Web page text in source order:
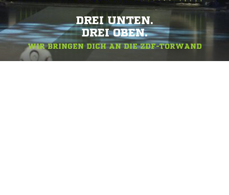
DREI UNTEN.
DREI OBEN.
WIR BRINGEN DICH AN DIE ZDF-TORWAND